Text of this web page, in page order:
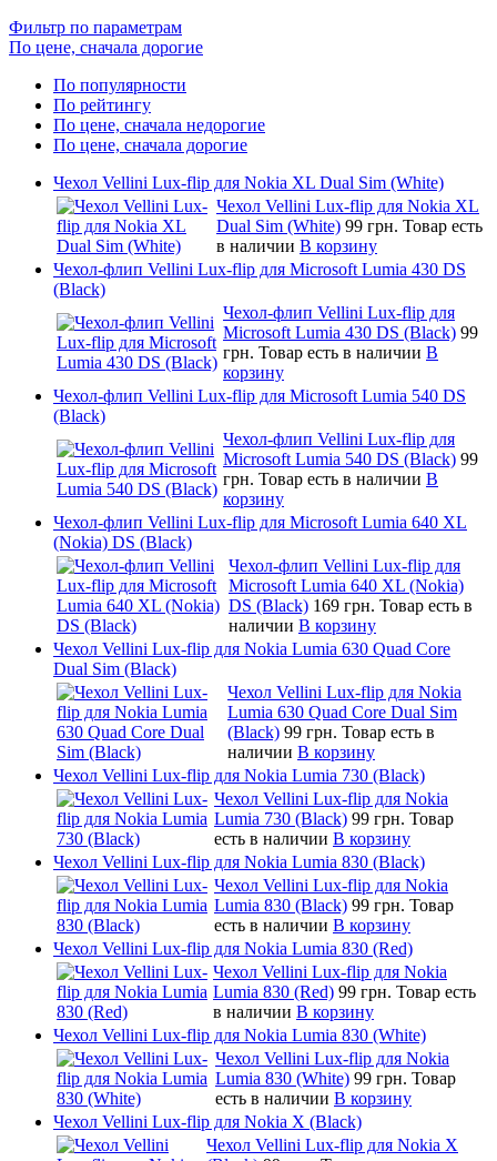
Фильтр по параметрам
По цене, сначала дорогие
По популярности
По рейтингу
По цене, сначала недорогие
По цене, сначала дорогие
Чехол Vellini Lux-flip для Nokia XL Dual Sim (White)
Чехол Vellini Lux-flip для Nokia XL
Dual Sim (White) 99 грн. Товар есть
в наличии В корзину
Чехол-флип Vellini Lux-flip для Microsoft Lumia 430 DS
(Black)
Чехол-флип Vellini Lux-flip для
Microsoft Lumia 430 DS (Black) 99
грн. Товар есть в наличии В
корзину
Чехол-флип Vellini Lux-flip для Microsoft Lumia 540 DS
(Black)
Чехол-флип Vellini Lux-flip для
Microsoft Lumia 540 DS (Black) 99
грн. Товар есть в наличии В
корзину
Чехол-флип Vellini Lux-flip для Microsoft Lumia 640 XL
(Nokia) DS (Black)
Чехол-флип Vellini Lux-flip для
Microsoft Lumia 640 XL (Nokia)
DS (Black) 169 грн. Товар есть в
наличии В корзину
Чехол Vellini Lux-flip для Nokia Lumia 630 Quad Core
Dual Sim (Black)
Чехол Vellini Lux-flip для Nokia
Lumia 630 Quad Core Dual Sim
(Black) 99 грн. Товар есть в
наличии В корзину
Чехол Vellini Lux-flip для Nokia Lumia 730 (Black)
Чехол Vellini Lux-flip для Nokia
Lumia 730 (Black) 99 грн. Товар
есть в наличии В корзину
Чехол Vellini Lux-flip для Nokia Lumia 830 (Black)
Чехол Vellini Lux-flip для Nokia
Lumia 830 (Black) 99 грн. Товар
есть в наличии В корзину
Чехол Vellini Lux-flip для Nokia Lumia 830 (Red)
Чехол Vellini Lux-flip для Nokia
Lumia 830 (Red) 99 грн. Товар есть
в наличии В корзину
Чехол Vellini Lux-flip для Nokia Lumia 830 (White)
Чехол Vellini Lux-flip для Nokia
Lumia 830 (White) 99 грн. Товар
есть в наличии В корзину
Чехол Vellini Lux-flip для Nokia X (Black)
Чехол Vellini Lux-flip для Nokia X